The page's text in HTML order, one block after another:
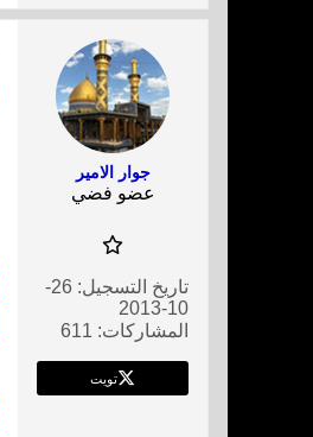
جوار الامير
عضو فضي
تاريخ التسجيل:
26-
10-2013
المشاركات: 611
تويت